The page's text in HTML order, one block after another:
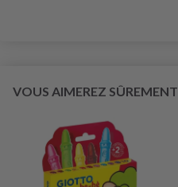
VOUS AIMEREZ SÛREMENT